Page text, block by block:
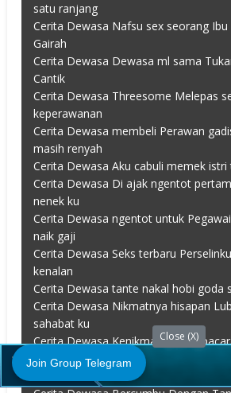
satu ranjang
Cerita Dewasa Nafsu sex seorang
Gairah
Cerita Dewasa Dewasa ml sama
Cantik
Cerita Dewasa Threesome Melepas
keperawanan
Cerita Dewasa membeli Perawan
masih renyah
Cerita Dewasa Aku cabuli memek istri
Cerita Dewasa Di ajak ngentot
nenek ku
Cerita Dewasa ngentot untuk
naik gaji
Cerita Dewasa Seks terbaru
kenalan
Cerita Dewasa tante nakal hobi goda
Cerita Dewasa Nikmatnya hisapan
sahabat ku
Cerita Dewasa Kenikmatan saat
Kosong
Cerita Dewasa Berselingkuh dengan
Close (X)
Join Group Telegram